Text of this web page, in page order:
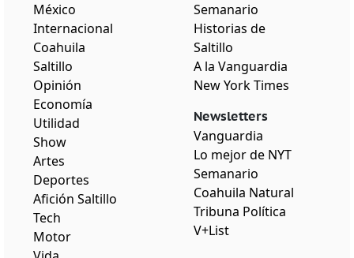
México
Internacional
Coahuila
Saltillo
Opinión
Economía
Utilidad
Show
Artes
Deportes
Afición Saltillo
Tech
Motor
Semanario
Historias de
Saltillo
A la Vanguardia
New York Times
Newsletters
Vanguardia
Lo mejor de NYT
Semanario
Coahuila Natural
Tribuna Política
V+List